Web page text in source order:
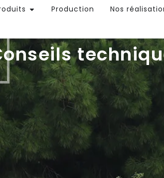
Production Nos